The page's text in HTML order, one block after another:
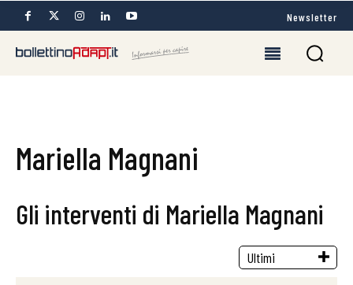
Newsletter
Mariella Magnani
Gli interventi di Mariella Magnani